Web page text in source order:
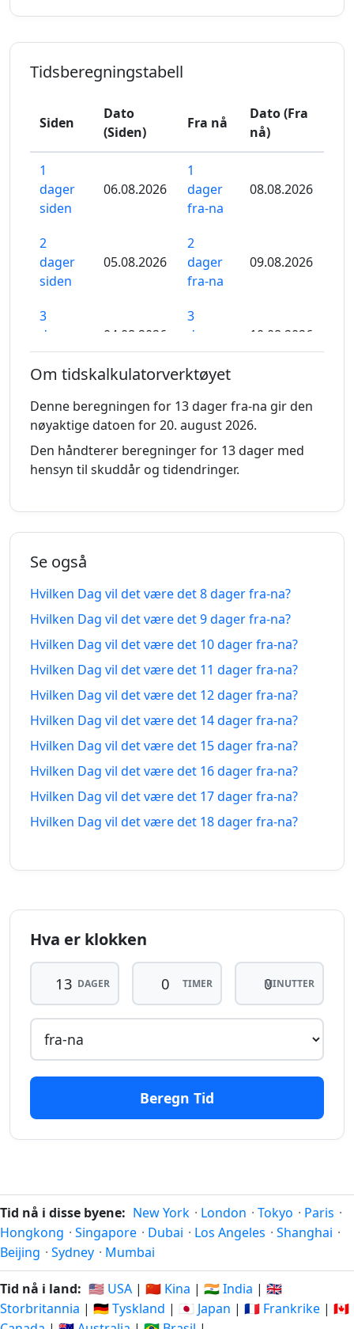
Tidsberegningstabell
Siden
Dato
(Siden)
Fra nå
Dato (Fra
nå)
1
dager
siden
06.08.2026
1
dager
fra-na
08.08.2026
2
dager
siden
05.08.2026
2
dager
fra-na
09.08.2026
3
dager
siden
04.08.2026
3
dager
fra-na
10.08.2026
dager
siden
03.08.2026
dager
fra-na
11.08.2026
dager
02.08.2026
dager
6
siden
6
dager
siden
31.07.2026
dager
fra-na
14.08.2026
8
dager
siden
30.07.2026
8
dager
fra-na
15.08.2026
9
dager
siden
29.07.2026
9
dager
fra-na
16.08.2026
10
10
siden
dager
siden
26.07.2026
dager
fra-na
19.08.2026
13
dager
siden
25.07.2026
dager
fra-na
20.08.2026
14
dager
24.07.2026
14
dager
21.08.2026
dager
siden
23.07.2026
dager
fra-na
22.08.2026
16
dager
siden
22.07.2026
dager
fra-na
23.08.2026
Om tidskalkulatorverktøyet
Denne beregningen for 13 dager fra-na gir den
nøyaktige datoen for 20. august 2026.
Den håndterer beregninger for 13 dager med
hensyn til skuddår og tidendringer.
Se også
Hvilken Dag vil det være det 8 dager fra-na?
Hvilken Dag vil det være det 9 dager fra-na?
Hvilken Dag vil det være det 10 dager fra-na?
Hvilken Dag vil det være det 11 dager fra-na?
Hvilken Dag vil det være det 12 dager fra-na?
Hvilken Dag vil det være det 14 dager fra-na?
Hvilken Dag vil det være det 15 dager fra-na?
Hvilken Dag vil det være det 16 dager fra-na?
Hvilken Dag vil det være det 17 dager fra-na?
Hvilken Dag vil det være det 18 dager fra-na?
Hva er klokken
DAGER TIMER MINUTTER
Beregn Tid
Tid nå i disse byene: New York · London · Tokyo · Paris ·
Hongkong · Singapore · Dubai · Los Angeles · Shanghai ·
Beijing · Sydney · Mumbai
Tid nå i land: 🇺🇸 USA | 🇨🇳 Kina | 🇮🇳 India | 🇬🇧
Storbritannia | 🇩🇪 Tyskland | 🇯🇵 Japan | 🇫🇷 Frankrike | 🇨🇦